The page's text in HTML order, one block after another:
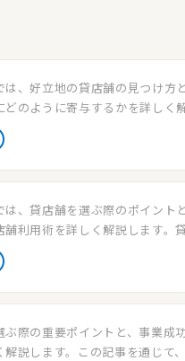
は、好立地の貸店舗の見つけ方
どのように寄与するかを詳しく
舗を選ぶ際のポイントを学び、
しましょう。
は、貸店舗を選ぶ際のポイント
舗利用術を詳しく解説します。
ビジネスを加速させる方法を学
ぶ際の重要ポイントと、事業成
解説します。この記事を通じて